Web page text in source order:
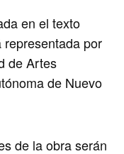
en el texto
por
de Artes
de Nuevo
de la obra serán